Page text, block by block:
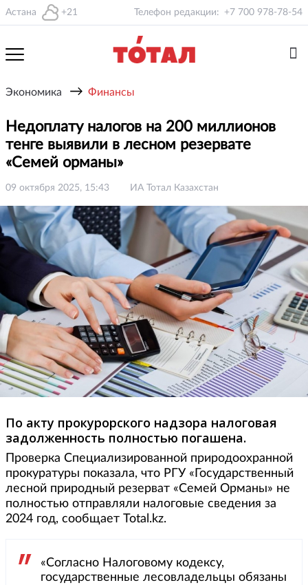
Астана +21 Телефон редакции: +7 700 978-78-54
Экономика → Финансы
Недоплату налогов на 200 миллионов
тенге выявили в лесном резервате
«Семей орманы»
09 октября 2025, 15:43 ИА Тотал Казахстан
По акту прокурорского надзора налоговая
задолженность полностью погашена.
Проверка Специализированной природоохранной
прокуратуры показала, что РГУ «Государственный
лесной природный резерват «Семей Орманы» не
полностью отправляли налоговые сведения за
2024 год, сообщает Total.kz.
«Согласно Налоговому кодексу,
государственные лесовладельцы обязаны